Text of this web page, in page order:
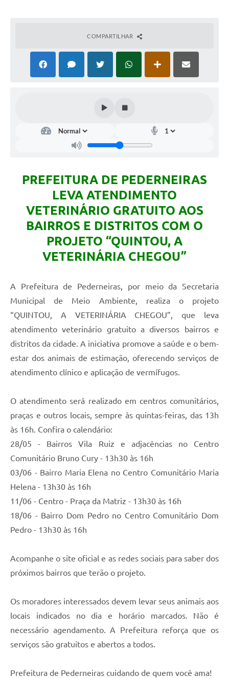
COMPARTILHAR
PREFEITURA DE PEDERNEIRAS
LEVA ATENDIMENTO
VETERINÁRIO GRATUITO AOS
BAIRROS E DISTRITOS COM O
PROJETO “QUINTOU, A
VETERINÁRIA CHEGOU”
A Prefeitura de Pederneiras, por meio da Secretaria
Municipal de Meio Ambiente, realiza o projeto
“QUINTOU, A VETERINÁRIA CHEGOU”, que leva
atendimento veterinário gratuito a diversos bairros e
distritos da cidade. A iniciativa promove a saúde e o bem-
estar dos animais de estimação, oferecendo serviços de
atendimento clínico e aplicação de vermífugos.
O atendimento será realizado em centros comunitários,
praças e outros locais, sempre às quintas-feiras, das 13h
às 16h. Confira o calendário:
28/05 - Bairros Vila Ruiz e adjacências no Centro
Comunitário Bruno Cury - 13h30 às 16h
03/06 - Bairro Maria Elena no Centro Comunitário Maria
Helena - 13h30 às 16h
11/06 - Centro - Praça da Matriz - 13h30 às 16h
18/06 - Bairro Dom Pedro no Centro Comunitário Dom
Pedro - 13h30 às 16h
Acompanhe o site oficial e as redes sociais para saber dos
próximos bairros que terão o projeto.
Os moradores interessados devem levar seus animais aos
locais indicados no dia e horário marcados. Não é
necessário agendamento. A Prefeitura reforça que os
serviços são gratuitos e abertos a todos.
Prefeitura de Pederneiras cuidando de quem você ama!